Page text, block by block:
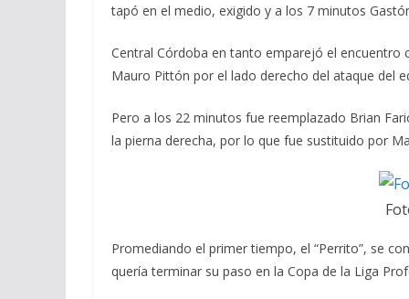
tapó en el medio, exigido y a los 7 minutos
Central Córdoba en tanto emparejó el encuentro
Mauro Pittón por el lado derecho del ataque del
Pero a los 22 minutos fue reemplazado Brian
la pierna derecha, por lo que fue sustituido por
Promediando el primer tiempo, el “Perrito”, se
quería terminar su paso en la Copa de la Liga